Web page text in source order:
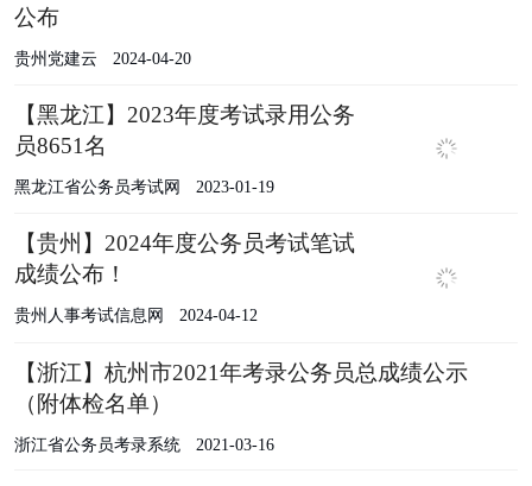
公布
贵州党建云 2024-04-20
【黑龙江】2023年度考试录用公务
员8651名
黑龙江省公务员考试网 2023-01-19
【贵州】2024年度公务员考试笔试
成绩公布！
贵州人事考试信息网 2024-04-12
【浙江】杭州市2021年考录公务员总成绩公示
（附体检名单）
浙江省公务员考录系统 2021-03-16